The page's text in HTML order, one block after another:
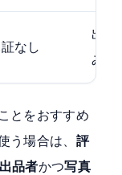
なし
出品
み
とをおすすめ
う場合は、 評
品者かつ写真